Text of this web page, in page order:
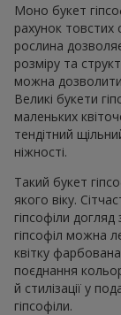
Моно букет
рахунок товстих
рослина
розміру та
можна дозволити
Великі букети
маленьких
тендітний
ніжності.
Такий букет
якого віку.
гіпсофіли
гіпсофіл можна
квітку
поєднання
й стилізації у
гіпсофіли.